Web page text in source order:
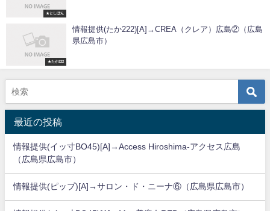
★としぼん
★たか222
情報提供(たか222)[A]→CREA（クレア）広島②（広島
県広島市）
最近の投稿
情報提供(イッ寸BO45)[A]→Access Hiroshima-アクセス広島
（広島県広島市）
情報提供(ピップ)[A]→サロン・ド・ニーナ⑥（広島県広島市）